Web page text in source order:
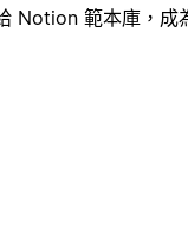
Notion 範本庫，成